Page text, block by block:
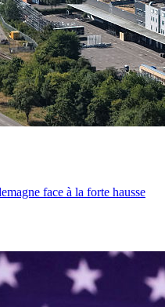
face à la forte hausse